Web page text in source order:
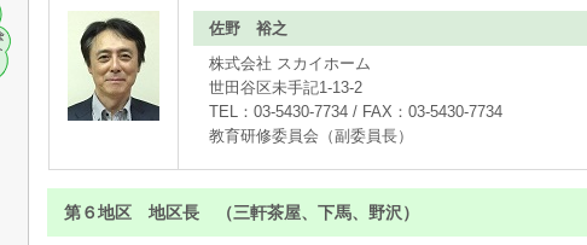
佐野 裕之
株式会社 スカイホーム
世田谷区未手記1-13-2
TEL：03-5430-7734 / FAX：03-5430-7734
教育研修委員会（副委員長）
第６地区 地区長 （三軒茶屋、下馬、野沢）